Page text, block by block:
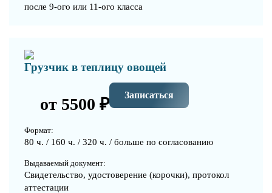
после 9-ого или 11-ого класса
Грузчик в теплицу овощей
от 5500 ₽ Записаться
Формат:
80 ч. / 160 ч. / 320 ч. / больше по согласованию
Выдаваемый документ:
Свидетельство, удостоверение (корочки), протокол
аттестации